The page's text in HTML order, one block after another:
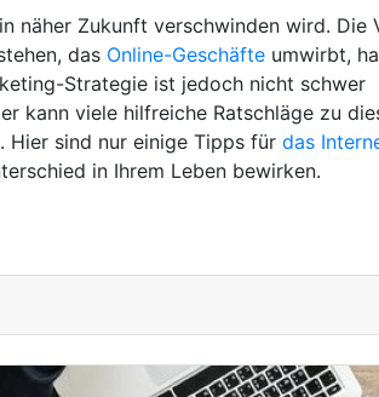
näher Zukunft verschwinden wird. Die
das Online-Geschäfte umwirbt,
Strategie ist jedoch nicht schwer
kann viele hilfreiche Ratschläge zu
Hier sind nur einige Tipps für das
in Ihrem Leben bewirken.